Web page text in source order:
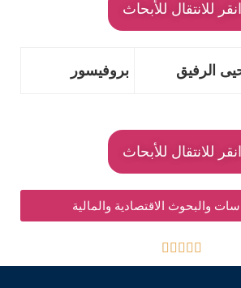
انقر للانتقال للأبحاث
الرفيق بروفيسور
انقر للانتقال للأبحاث
والبحوث الاقتصادية والمالية